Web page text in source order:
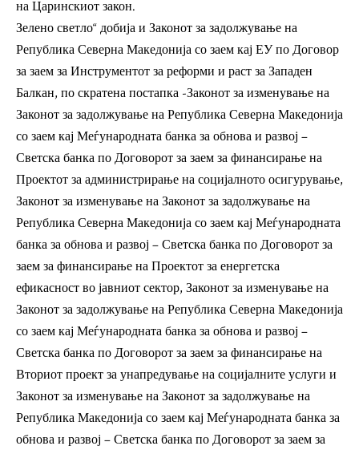
на Царинскиот закон.
Зелено светло“ добија и Законот за задолжување на
Република Северна Македонија со заем кај ЕУ по Договор
за заем за Инструментот за реформи и раст за Западен
Балкан, по скратена постапка -Законот за изменување на
Законот за задолжување на Република Северна Македонија
со заем кај Меѓународната банка за обнова и развој –
Светска банка по Договорот за заем за финансирање на
Проектот за администрирање на социјалното осигурување,
Законот за изменување на Законот за задолжување на
Република Северна Македонија со заем кај Меѓународната
банка за обнова и развој – Светска банка по Договорот за
заем за финансирање на Проектот за енергетска
ефикасност во јавниот сектор, Законот за изменување на
Законот за задолжување на Република Северна Македонија
со заем кај Меѓународната банка за обнова и развој –
Светска банка по Договорот за заем за финансирање на
Вториот проект за унапредување на социјалните услуги и
Законот за изменување на Законот за задолжување на
Република Македонија со заем кај Меѓународната банка за
обнова и развој – Светска банка по Договорот за заем за